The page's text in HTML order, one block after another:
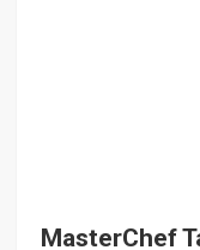
MasterChef